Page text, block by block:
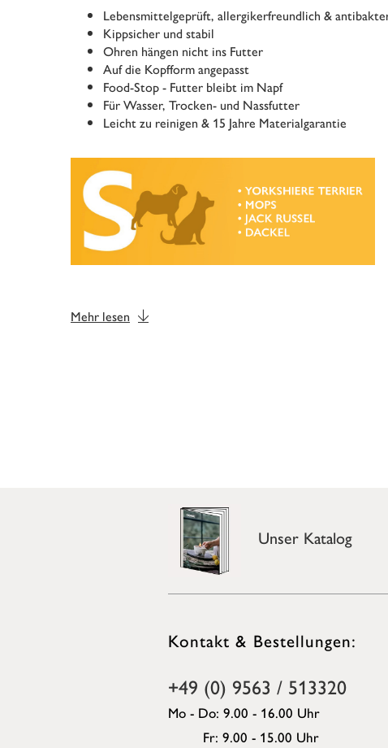
Lebensmittelgeprüft, allergikerfreundlich &
Kippsicher und stabil
Ohren hängen nicht ins Futter
Auf die Kopfform angepasst
Food-Stop - Futter bleibt im Napf
Für Wasser, Trocken- und Nassfutter
Leicht zu reinigen & 15 Jahre Materialgarantie
Mehr lesen
Unser Katalog
Kontakt & Bestellungen:
+49 (0) 9563 / 513320
Mo - Do: 9.00 - 16.00 Uhr
Fr: 9.00 - 15.00 Uhr